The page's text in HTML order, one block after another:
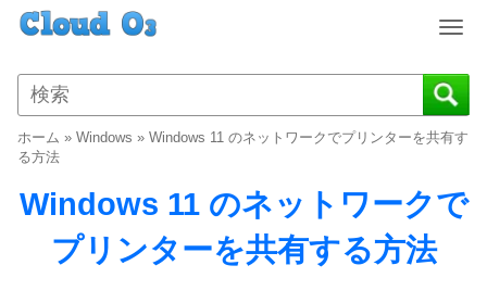
T
g
g
e
a
v
ホーム » Windows » Windows 11 のネットワークでプリンターを共有す
る方法
Windows 11 のネットワークで
プリンターを共有する方法